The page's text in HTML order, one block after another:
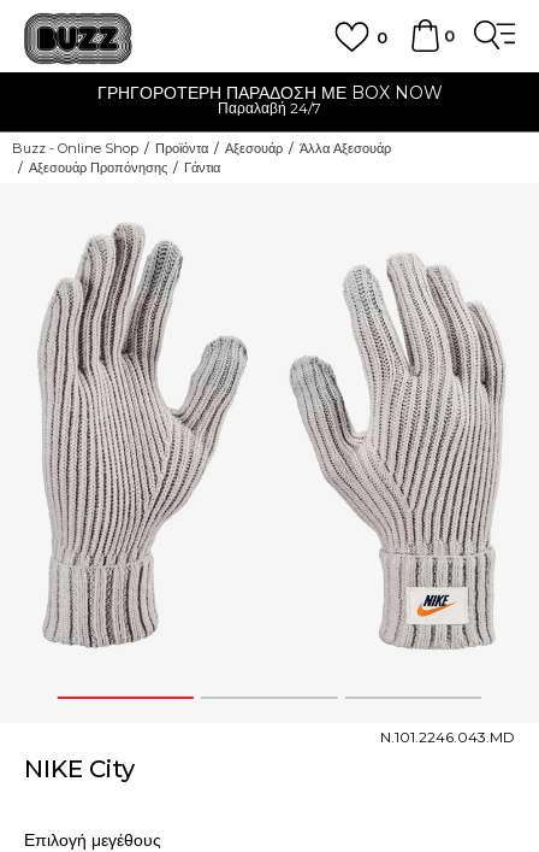
0
0
ΓΡΗΓΟΡΟΤΕΡΗ ΠΑΡΑΔΟΣΗ ΜΕ BOX NOW
Παραλαβή 24/7
Buzz - Online Shop Προϊόντα Αξεσουάρ
Άλλα Αξεσουάρ
Αξεσουάρ Προπόνησης
Γάντια
1 2 3
NIKE City
N.101.2246.043.MD
Επιλογή μεγέθους